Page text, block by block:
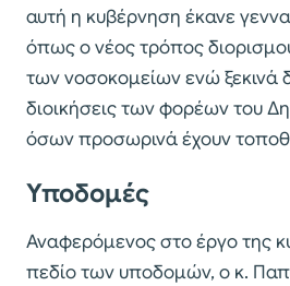
αυτή η κυβέρνηση έκανε
όπως ο νέος τρόπος
των νοσοκομείων ενώ ξεκινά
διοικήσεις των φορέων του
όσων προσωρινά έχουν
Υποδομές
Αναφερόμενος στο έργο της
πεδίο των υποδομών, ο κ.